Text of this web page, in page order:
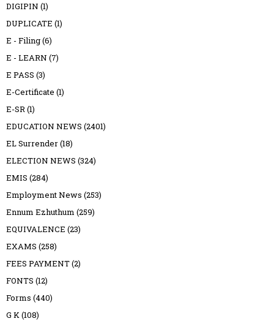
DIGIPIN (1)
DUPLICATE (1)
E - Filing(6)
E - LEARN (7)
E PASS (3)
E-Certificate (1)
E-SR(1)
EDUCATION NEWS (2401)
EL Surrender(18)
ELECTION NEWS (324)
EMIS (284)
Employment News (253)
Ennum Ezhuthum (259)
EQUIVALENCE (23)
EXAMS (258)
FEES PAYMENT(2)
FONTS (12)
Forms (440)
G K(108)